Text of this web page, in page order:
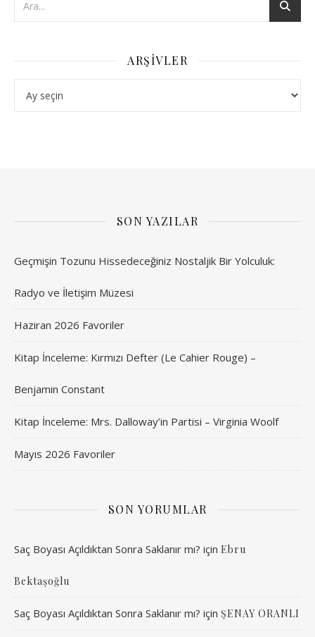
ARŞIVLER
SON YAZILAR
Geçmişin Tozunu Hissedeceğiniz Nostaljik Bir Yolculuk:
Radyo ve İletişim Müzesi
Haziran 2026 Favoriler
Kitap İnceleme: Kırmızı Defter (Le Cahier Rouge) –
Benjamin Constant
Kitap İnceleme: Mrs. Dalloway’in Partisi – Virginia Woolf
Mayıs 2026 Favoriler
SON YORUMLAR
Saç Boyası Açıldıktan Sonra Saklanır mı? için Ebru
Bektaşoğlu
Saç Boyası Açıldıktan Sonra Saklanır mı? için ŞENAY ORANLI